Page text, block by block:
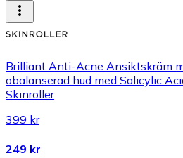
Brilliant Anti-Acne Ansiktskräm
obalanserad hud med Salicylic
Skinroller
399 kr
249 kr